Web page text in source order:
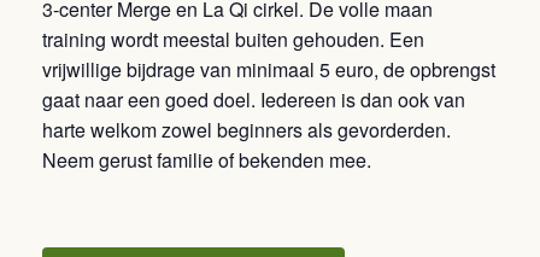
3-center Merge en La Qi cirkel. De volle maan
training wordt meestal buiten gehouden. Een
vrijwillige bijdrage van minimaal 5 euro, de opbrengst
gaat naar een goed doel. Iedereen is dan ook van
harte welkom zowel beginners als gevorderden.
Neem gerust familie of bekenden mee.